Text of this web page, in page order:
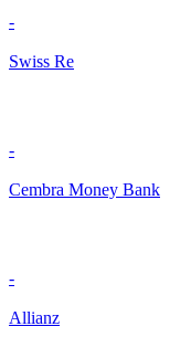
-
Swiss Re
-
Cembra Money Bank
-
Allianz